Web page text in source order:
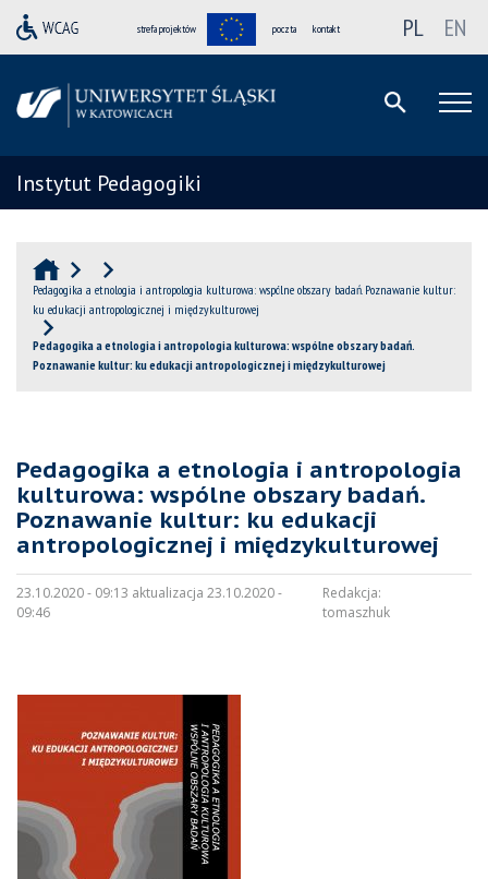
strefa projektów poczta kontakt PL EN
Instytut Pedagogiki
Pedagogika a etnologia i antropologia kulturowa: wspólne obszary badań. Poznawanie kultur:
ku edukacji antropologicznej i międzykulturowej
Pedagogika a etnologia i antropologia kulturowa: wspólne obszary badań.
Poznawanie kultur: ku edukacji antropologicznej i międzykulturowej
Pedagogika a etnologia i antropologia
kulturowa: wspólne obszary badań.
Poznawanie kultur: ku edukacji
antropologicznej i międzykulturowej
23.10.2020 - 09:13 aktualizacja 23.10.2020 -
09:46
Redakcja:
tomaszhuk